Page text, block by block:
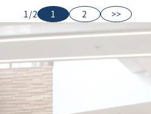
1/2 1 2 >>